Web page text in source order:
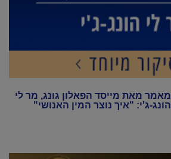
מאמר מאת מייסד הפאלון גונג, מר לי
הונג-ג'י: "איך נוצר המין האנושי"